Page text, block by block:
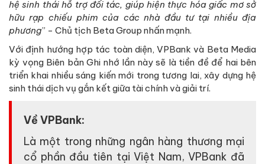
hệ sinh thái hỗ trợ đối tác, giúp hiện thực hóa giấc mơ sở
hữu rạp chiếu phim của các nhà đầu tư tại nhiều địa
phương” - Chủ tịch Beta Group nhấn mạnh.
Với định hướng hợp tác toàn diện, VPBank và Beta Media
kỳ vọng Biên bản Ghi nhớ lần này sẽ là tiền đề để hai bên
triển khai nhiều sáng kiến mới trong tương lai, xây dựng hệ
sinh thái dịch vụ gắn kết giữa tài chính và giải trí.
Về VPBank:
Là một trong những ngân hàng thương mại
cổ phần đầu tiên tại Việt Nam, VPBank đã